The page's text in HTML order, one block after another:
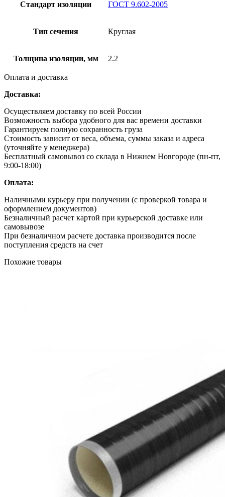
Стандарт изоляции ГОСТ 9.602-2005
Тип сечения Круглая
Толщина изоляции, мм 2.2
Оплата и доставка
Доставка:
Осуществляем доставку по всей России
Возможность выбора удобного для вас времени доставки
Гарантируем полную сохранность груза
Стоимость зависит от веса, объема, суммы заказа и адреса
(уточняйте у менеджера)
Бесплатный самовывоз со склада в Нижнем Новгороде (пн-пт,
9:00-18:00)
Оплата:
Наличными курьеру при получении (с проверкой товара и
оформлением документов)
Безналичный расчет картой при курьерской доставке или
самовывозе
При безналичном расчете доставка производится после
поступления средств на счет
Похожие товары